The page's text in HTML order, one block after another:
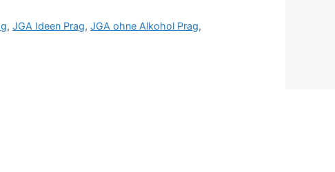
,JGA Ideen Prag,JGA ohne Alkohol Prag,